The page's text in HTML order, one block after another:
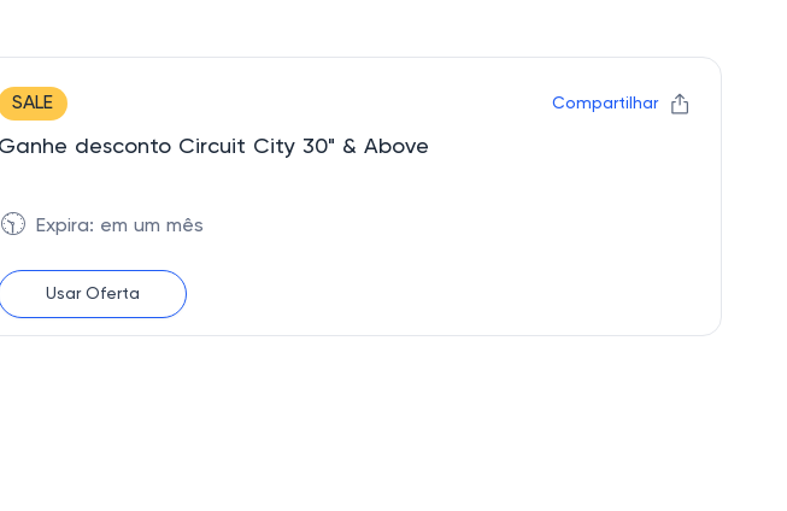
SALE Compartilhar
Ganhe desconto Circuit City 30" & Above
🕥 Expira: em um mês
Usar Oferta